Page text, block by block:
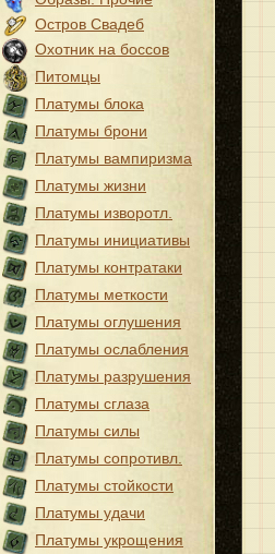
Остров Свадеб
Охотник на боссов
Питомцы
Платумы блока
Платумы брони
Платумы вампиризма
Платумы жизни
Платумы изворотл.
Платумы инициативы
Платумы контратаки
Платумы меткости
Платумы оглушения
Платумы ослабления
Платумы разрушения
Платумы сглаза
Платумы силы
Платумы сопротивл.
Платумы стойкости
Платумы удачи
Платумы укрощения